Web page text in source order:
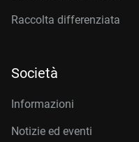
Raccolta differenziata
Società
Informazioni
Notizie ed eventi